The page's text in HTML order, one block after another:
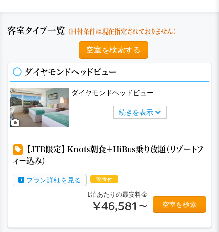
客室タイプ一覧 （日付条件は現在指定されておりません）
空室を検索する
ダイヤモンドヘッドビュー
ダイヤモンドヘッドビュー
続きを表示
【JTB限定】 Knots朝食＋HiBus乗り放題（リゾートフ
ィー込み）
プラン詳細を見る 朝食付
1泊あたりの最安料金
￥46,581～ 空室を検索